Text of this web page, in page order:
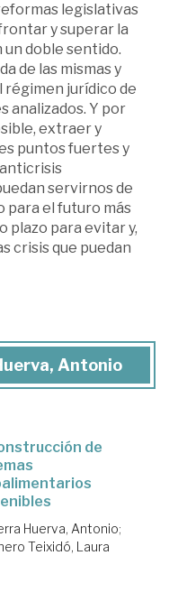
legislativas
y superar la
doble sentido.
de las mismas y
régimen jurídico de
analizados. Y por
extraer y
puntos fuertes y
servirnos de
para el futuro más
plazo para evitar y,
crisis que puedan
Antonio
de
Huerva, Antonio;
Teixidó, Laura